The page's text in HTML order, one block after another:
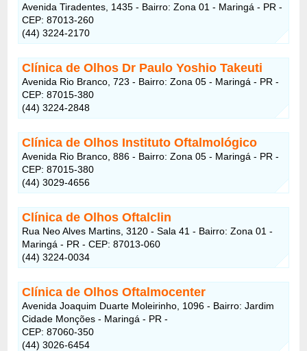
Avenida Tiradentes, 1435 - Bairro: Zona 01 - Maringá - PR -
CEP: 87013-260
(44) 3224-2170
Clínica de Olhos Dr Paulo Yoshio Takeuti
Avenida Rio Branco, 723 - Bairro: Zona 05 - Maringá - PR -
CEP: 87015-380
(44) 3224-2848
Clínica de Olhos Instituto Oftalmológico
Avenida Rio Branco, 886 - Bairro: Zona 05 - Maringá - PR -
CEP: 87015-380
(44) 3029-4656
Clínica de Olhos Oftalclin
Rua Neo Alves Martins, 3120 - Sala 41 - Bairro: Zona 01 -
Maringá - PR - CEP: 87013-060
(44) 3224-0034
Clínica de Olhos Oftalmocenter
Avenida Joaquim Duarte Moleirinho, 1096 - Bairro: Jardim
Cidade Monções - Maringá - PR -
CEP: 87060-350
(44) 3026-6454